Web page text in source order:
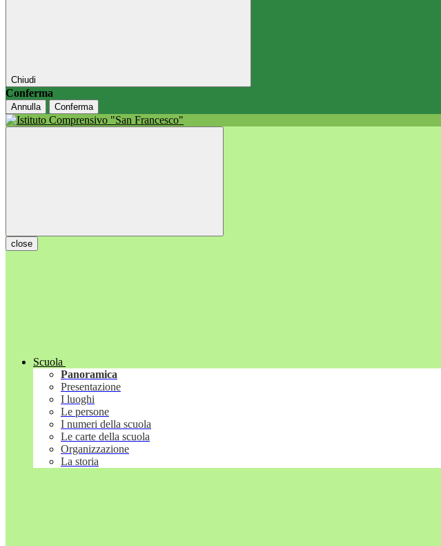
Chiudi
Conferma
Annulla Conferma
close
Scuola
Panoramica
Presentazione
I luoghi
Le persone
I numeri della scuola
Le carte della scuola
Organizzazione
La storia